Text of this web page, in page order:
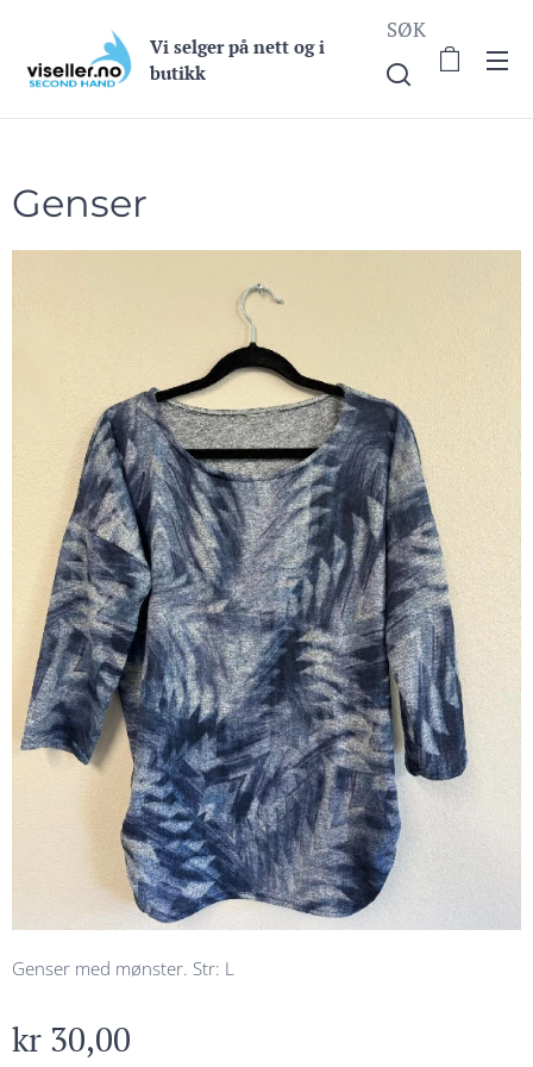
Vi selger på nett og i
butikk
SØK
Genser
Genser med mønster. Str: L
kr 30,00